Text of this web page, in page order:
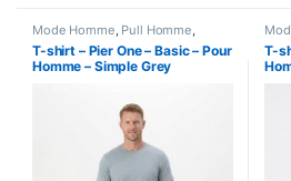
Mode Homme, Pull Homme,
Vetements Homme
T-shirt – Pier One – Basic – Pour
Homme – Simple Grey
T-